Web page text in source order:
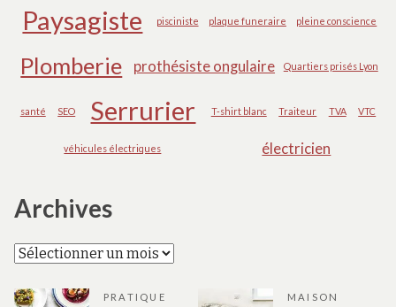
Paysagiste pisciniste plaque funeraire pleine conscience
Plomberie prothésiste ongulaire Quartiers prisés Lyon
santé SEO Serrurier T-shirt blanc Traiteur TVA VTC
véhicules électriques électricien
Archives
Archives
PRATIQUE MAISON